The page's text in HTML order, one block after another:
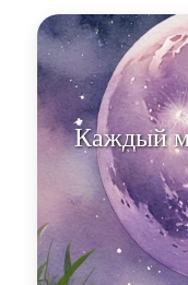
Каждый